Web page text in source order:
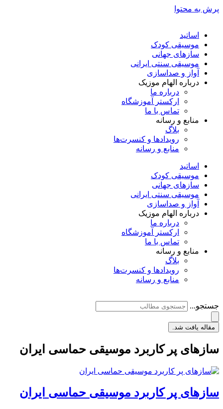
پرش به محتوا
اساتید
موسیقی کودک
سازهای جهانی
موسیقی سنتی ایرانی
آواز و صداسازی
درباره الهام موزیک
درباره ما
ارکستر آموزشگاه
تماس با ما
منابع و رسانه
بلاگ
رویدادها و کنسرت‌ها
منابع و رسانه
اساتید
موسیقی کودک
سازهای جهانی
موسیقی سنتی ایرانی
آواز و صداسازی
درباره الهام موزیک
درباره ما
ارکستر آموزشگاه
تماس با ما
منابع و رسانه
بلاگ
رویدادها و کنسرت‌ها
منابع و رسانه
جستجو...
مقاله یافت شد.
سازهای پر کاربرد موسیقی حماسی ایران
سازهای پر کاربرد موسیقی حماسی ایران